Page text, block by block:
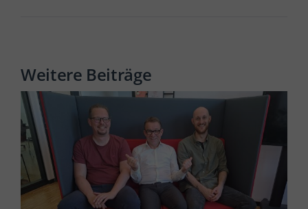
Weitere Beiträge